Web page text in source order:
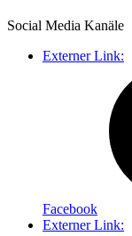
Social Media Kanäle
Externer Link:
Facebook
Externer Link: